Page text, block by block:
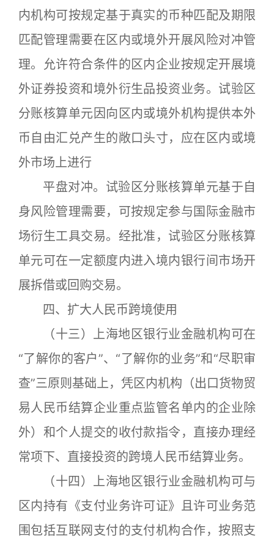
内机构可按规定基于真实的币种匹配及期限
匹配管理需要在区内或境外开展风险对冲管
理。允许符合条件的区内企业按规定开展境
外证券投资和境外衍生品投资业务。试验区
分账核算单元因向区内或境外机构提供本外
币自由汇兑产生的敞口头寸，应在区内或境
外市场上进行
平盘对冲。试验区分账核算单元基于自
身风险管理需要，可按规定参与国际金融市
场衍生工具交易。经批准，试验区分账核算
单元可在一定额度内进入境内银行间市场开
展拆借或回购交易。
四、扩大人民币跨境使用
（十三）上海地区银行业金融机构可在
“了解你的客户”、“了解你的业务”和“尽职审
查”三原则基础上，凭区内机构（出口货物贸
易人民币结算企业重点监管名单内的企业除
外）和个人提交的收付款指令，直接办理经
常项下、直接投资的跨境人民币结算业务。
（十四）上海地区银行业金融机构可与
区内持有《支付业务许可证》且许可业务范
围包括互联网支付的支付机构合作，按照支